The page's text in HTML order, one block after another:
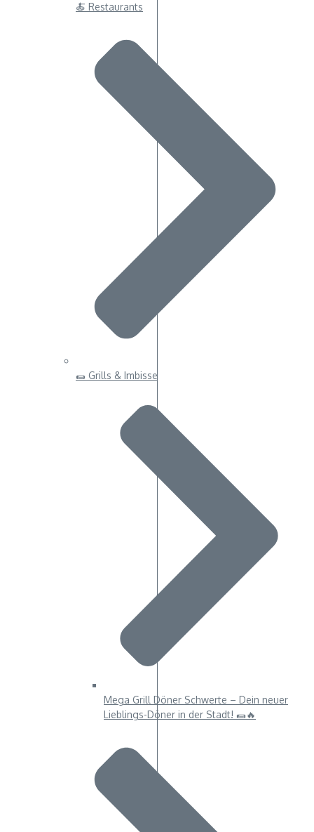
🍝 Restaurants
🌯 Grills & Imbisse
Mega Grill Döner Schwerte – Dein neuer
Lieblings-Döner in der Stadt! 🌯🔥